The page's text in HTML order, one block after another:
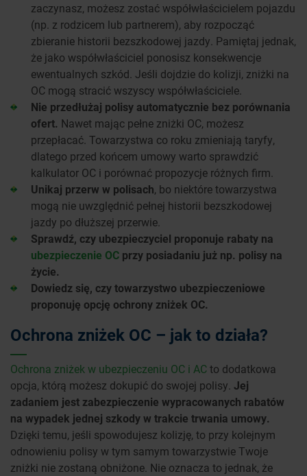
zaczynasz, możesz zostać współwłaścicielem pojazdu
(np. z rodzicem lub partnerem), aby rozpocząć
zbieranie historii bezszkodowej jazdy. Pamiętaj jednak,
że jako współwłaściciel ponosisz konsekwencje
ewentualnych szkód. Jeśli dojdzie do kolizji, zniżki na
OC mogą stracić wszyscy współwłaściciele.
Nie przedłużaj polisy automatycznie bez porównania
ofert. Nawet mając pełne zniżki OC, możesz
przepłacać. Towarzystwa co roku zmieniają taryfy,
dlatego przed końcem umowy warto sprawdzić
kalkulator OC i porównać propozycje różnych firm.
Unikaj przerw w polisach, bo niektóre towarzystwa
mogą nie uwzględnić pełnej historii bezszkodowej
jazdy po dłuższej przerwie.
Sprawdź, czy ubezpieczyciel proponuje rabaty na
ubezpieczenie OC przy posiadaniu już np. polisy na
życie.
Dowiedz się, czy towarzystwo ubezpieczeniowe
proponuję opcję ochrony zniżek OC.
Ochrona zniżek OC – jak to działa?
Ochrona zniżek w ubezpieczeniu OC i ACto dodatkowa
opcja, którą możesz dokupić do swojej polisy. Jej
zadaniem jest zabezpieczenie wypracowanych rabatów
na wypadek jednej szkody w trakcie trwania umowy.
Dzięki temu, jeśli spowodujesz kolizję, to przy kolejnym
odnowieniu polisy w tym samym towarzystwie Twoje
zniżki nie zostaną obniżone. Nie oznacza to jednak, że